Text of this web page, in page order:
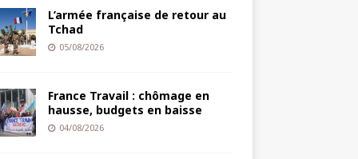
L’armée française de retour au
Tchad
05/08/2026
France Travail : chômage en
hausse, budgets en baisse
04/08/2026